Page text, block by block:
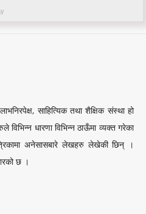
साहित्यिक तथा शैक्षिक संस्था हो
धारणा विभिन्न ठाऊँमा व्यक्त गरेका
अनेसासबारे लेखहरु लेखेकी छिन् ।
छ ।